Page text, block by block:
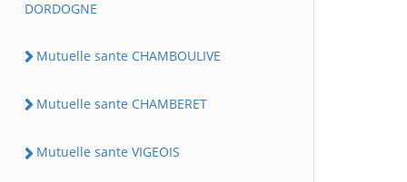
DORDOGNE
Mutuelle sante CHAMBOULIVE
Mutuelle sante CHAMBERET
Mutuelle sante VIGEOIS